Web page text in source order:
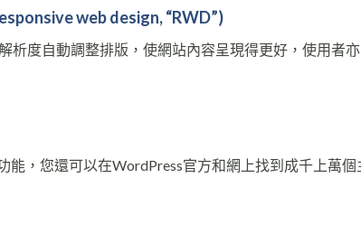
web design, “RWD”)
析度自動調整排版，使網站內容呈現得更好，使用者
能，您還可以在WordPress官方和網上找到成千上萬